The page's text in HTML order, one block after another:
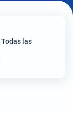
las